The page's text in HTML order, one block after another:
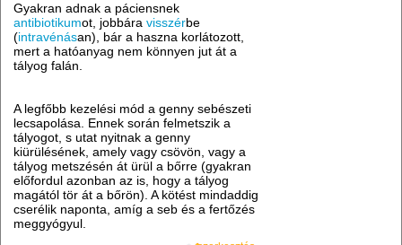
Gyakran adnak a páciensnek
antibiotikumot, jobbáravisszérbe
(intravénásan), bár a haszna korlátozott,
mert a hatóanyag nem könnyen jut át a
tályog falán.
A legfőbb kezelési mód a genny sebészeti
lecsapolása. Ennek során felmetszik a
tályogot, s utat nyitnak a genny
kiürülésének, amely vagy csövön, vagy a
tályog metszésén át ürül a bőrre (gyakran
előfordul azonban az is, hogy a tályog
magától tör át a bőrön). A kötést mindaddig
cserélik naponta, amíg a seb és a fertőzés
meggyógyul.